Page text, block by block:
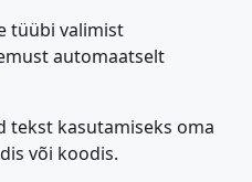
tüübi valimist
automaatselt
tekst kasutamiseks oma
või koodis.